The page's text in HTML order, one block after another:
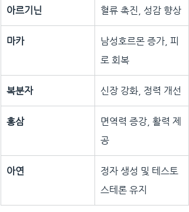
아르기닌 혈류 촉진, 성감 향상
마카
남성호르몬 증가, 피
로 회복
복분자 신장 강화, 정력 개선
홍삼
면역력 증강, 활력 제
공
아연
정자 생성 및 테스토
스테론 유지